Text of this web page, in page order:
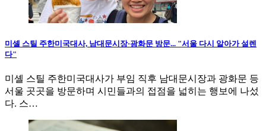
미셸 스틸 주한미국대사, 남대문시장·광화문 방문... "서울 다시 알아가 설렌
다"
미셸 스틸 주한미국대사가 부임 직후 남대문시장과 광화문 등
서울 곳곳을 방문하며 시민들과의 접점을 넓히는 행보에 나섰
다. 스…